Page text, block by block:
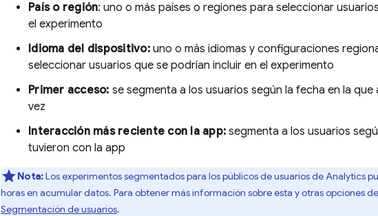
País o región: uno o más países o regiones para seleccionar
el experimento
Idioma del dispositivo:uno o más idiomas y configuraciones
seleccionar usuarios que se podrían incluir en el experimento
Primer acceso: se segmenta a los usuarios según la fecha en la
vez
Interacción más reciente con la app: segmenta a los usuarios
tuvieron con la app
Nota:Los experimentos segmentados para los públicos de usuarios deAnalytics
horas en acumular datos. Para obtener más información sobre esta y otras opciones
Segmentación de usuarios.